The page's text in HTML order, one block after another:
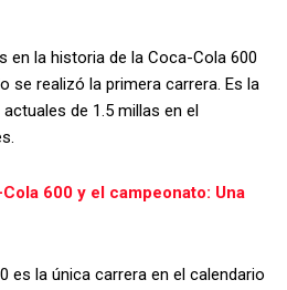
en la historia de la Coca-Cola 600
se realizó la primera carrera. Es la
de 1.5 millas en el
600 y el campeonato: Una
es la única carrera en el calendario